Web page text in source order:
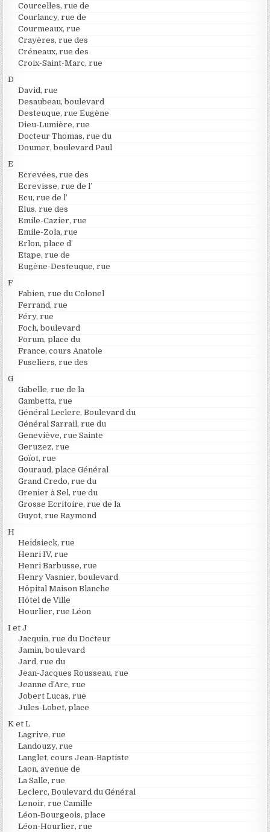
Courcelles, rue de
Courlancy, rue de
Courmeaux, rue
Crayères, rue des
Créneaux, rue des
Croix-Saint-Marc, rue
D
David, rue
Desaubeau, boulevard
Desteuque, rue Eugène
Dieu-Lumière, rue
Docteur Thomas, rue du
Doumer, boulevard Paul
E
Ecrevées, rue des
Ecrevisse, rue de l’
Ecu, rue de l’
Elus, rue des
Emile-Cazier, rue
Emile-Zola, rue
Erlon, place d’
Etape, rue de
Eugène-Desteuque, rue
F
Fabien, rue du Colonel
Ferrand, rue
Féry, rue
Foch, boulevard
Forum, place du
France, cours Anatole
Fuseliers, rue des
G
Gabelle, rue de la
Gambetta, rue
Général Leclerc, Boulevard du
Général Sarrail, rue du
Geneviève, rue Sainte
Geruzez, rue
Goïot, rue
Gouraud, place Général
Grand Credo, rue du
Grenier à Sel, rue du
Grosse Ecritoire, rue de la
Guyot, rue Raymond
H
Heidsieck, rue
Henri IV, rue
Henri Barbusse, rue
Henry Vasnier, boulevard
Hôpital Maison Blanche
Hôtel de Ville
Hourlier, rue Léon
I et J
Jacquin, rue du Docteur
Jamin, boulevard
Jard, rue du
Jean-Jacques Rousseau, rue
Jeanne d’Arc, rue
Jobert Lucas, rue
Jules-Lobet, place
K et L
Lagrive, rue
Landouzy, rue
Langlet, cours Jean-Baptiste
Laon, avenue de
La Salle, rue
Leclerc, Boulevard du Général
Lenoir, rue Camille
Léon-Bourgeois, place
Léon-Hourlier, rue